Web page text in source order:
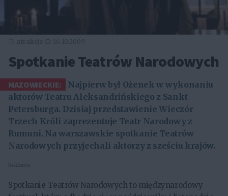
Spotkanie Teatrów Narodowych
MAZOWIECKIE:
Najpierw był Ożenek w wykonaniu
aktorów Teatru Aleksandrińskiego z Sankt
Petersburga. Dzisiaj przedstawienie Wieczór
Trzech Króli zaprezentuje Teatr Narodowy z
Rumuni. Na warszawskie spotkanie Teatrów
Narodowych przyjechali aktorzy z sześciu krajów.
Reklama
Spotkanie Teatrów Narodowych to międzynarodowy